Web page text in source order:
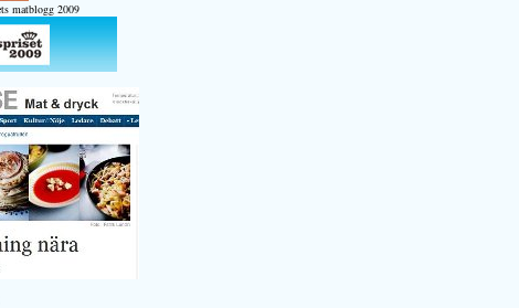
matblogg 2009